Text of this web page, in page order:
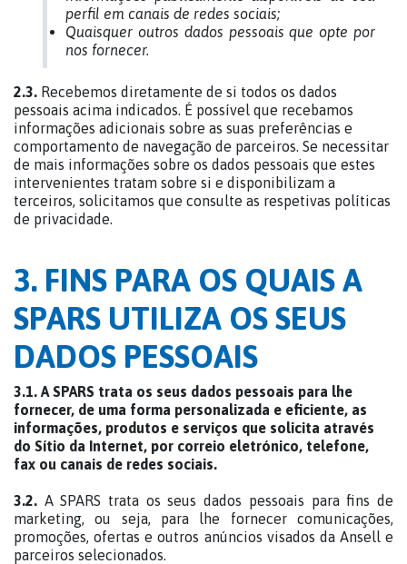
perfil em canais de redes sociais;
Quaisquer outros dados pessoais que opte por
nos fornecer.
2.3. Recebemos diretamente de si todos os dados
pessoais acima indicados. É possível que recebamos
informações adicionais sobre as suas preferências e
comportamento de navegação de parceiros. Se necessitar
de mais informações sobre os dados pessoais que estes
intervenientes tratam sobre si e disponibilizam a
terceiros, solicitamos que consulte as respetivas políticas
de privacidade.
3. FINS PARA OS QUAIS A
SPARS UTILIZA OS SEUS
DADOS PESSOAIS
3.1. A SPARS trata os seus dados pessoais para lhe
fornecer, de uma forma personalizada e eficiente, as
informações, produtos e serviços que solicita através
do Sítio da Internet, por correio eletrónico, telefone,
fax ou canais de redes sociais.
3.2. A SPARS trata os seus dados pessoais para fins de
marketing, ou seja, para lhe fornecer comunicações,
promoções, ofertas e outros anúncios visados da Ansell e
parceiros selecionados.